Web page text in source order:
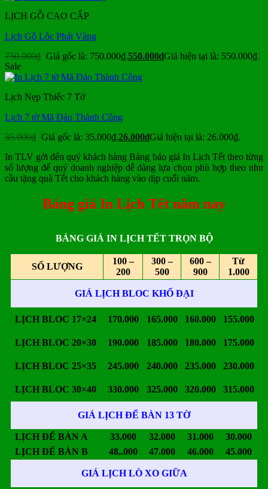
LỊCH GỖ CAO CẤP
Lịch Gỗ Lộc Phát Vàng
750.000₫ Giá gốc là: 750.000₫.550.000₫Giá hiện tại là: 550.000₫.
Sale
Lịch Nẹp Thiếc 7 Tờ
Lịch 7 tờ Mã Đáo Thành Công
35.000₫ Giá gốc là: 35.000₫.26.000₫Giá hiện tại là: 26.000₫.
In TLV gởi đến quý khách hàng Bảng báo giá In Lịch Tết theo từng
số lượng để quý doanh nghiệp dễ dàng lựa chọn phù hợp theo nhu
cầu tặng quà Tết cho khách hàng vào dịp cuối năm.
Bảng giá In Lịch Tết năm nay
BẢNG GIÁ IN LỊCH TẾT TRỌN BỘ
SỐ LƯỢNG
100 –
200
300 –
500
600 –
900
Từ
1.000
GIÁ LỊCH BLOC KHỔ ĐẠI
LỊCH BLOC 17×24 170.000 165.000 160.000 155.000
LỊCH BLOC 20×30 190.000 185.000 180.000 175.000
LỊCH BLOC 25×35 245.000 240.000 235.000 230.000
LỊCH BLOC 30×40 330.000 325.000 320.000 315.000
GIÁ LỊCH ĐỂ BÀN 13 TỜ
LỊCH ĐỂ BÀN A 33.000 32.000 31.000
30.000
LỊCH ĐỂ BÀN B
48..000 47.000 46.000 45.000
GIÁ LỊCH LÒ XO GIỮA